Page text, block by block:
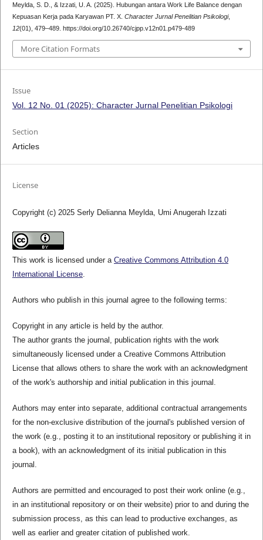
Meylda, S. D., & Izzati, U. A. (2025). Hubungan antara Work Life Balance dengan
Kepuasan Kerja pada Karyawan PT. X. Character Jurnal Penelitian Psikologi,
12(01), 479–489. https://doi.org/10.26740/cjpp.v12n01.p479-489
More Citation Formats
Issue
Vol. 12 No. 01 (2025): Character Jurnal Penelitian Psikologi
Section
Articles
License
Copyright (c) 2025 Serly Delianna Meylda, Umi Anugerah Izzati
This work is licensed under a Creative Commons Attribution 4.0
International License.
Authors who publish in this journal agree to the following terms:
Copyright in any article is held by the author.
The author grants the journal, publication rights with the work
simultaneously licensed under a Creative Commons Attribution
License that allows others to share the work with an acknowledgment
of the work's authorship and initial publication in this journal.
Authors may enter into separate, additional contractual arrangements
for the non-exclusive distribution of the journal's published version of
the work (e.g., posting it to an institutional repository or publishing it in
a book), with an acknowledgment of its initial publication in this
journal.
Authors are permitted and encouraged to post their work online (e.g.,
in an institutional repository or on their website) prior to and during the
submission process, as this can lead to productive exchanges, as
well as earlier and greater citation of published work.